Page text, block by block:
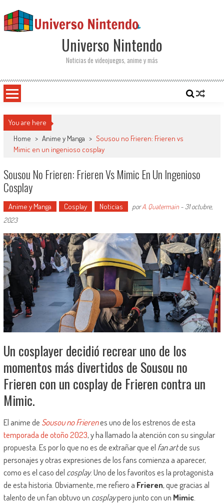
Universo Nintendo
Noticias de videojuegos, anime y más
You are here
Home > Anime y Manga > Sousou no Frieren: Frieren vs
Mimic en un ingenioso cosplay
Sousou No Frieren: Frieren Vs Mimic En Un Ingenioso
Cosplay
Anime y Manga Cosplay Noticias porA. Quatermain- 31 octubre,
2023
Un cosplayer decidió recrear uno de los
momentos más divertidos de Sousou no
Frieren con un cosplay de Frieren contra un
Mimic.
El anime de Sousou no Frierenes uno de los estrenos de esta
temporada de otoño 2023, y ha llamado la atención con su singular
propuesta. Es por lo que no es de extrañar que el fan artde sus
personajes y otras expresiones de los fans comienza a aparecer,
como es el caso del cosplay. Uno de los favoritos es la protagonista
de esta historia. Obviamente, me refiero a Frieren, que gracias al
talento de un fan obtuvo un cosplaypero junto con un Mimic.